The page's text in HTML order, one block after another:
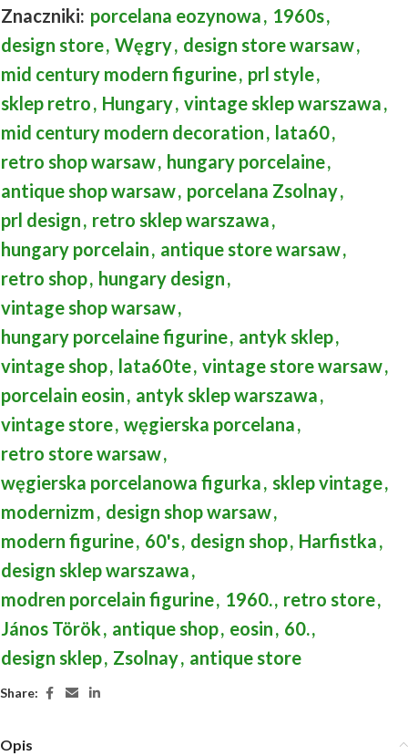
Znaczniki: porcelana eozynowa, 1960s,
design store, Węgry, design store warsaw,
mid century modern figurine, prl style,
sklep retro, Hungary, vintage sklep warszawa,
mid century modern decoration, lata60,
retro shop warsaw, hungary porcelaine,
antique shop warsaw, porcelana Zsolnay,
prl design, retro sklep warszawa,
hungary porcelain, antique store warsaw,
retro shop, hungary design,
vintage shop warsaw,
hungary porcelaine figurine, antyk sklep,
vintage shop, lata60te, vintage store warsaw,
porcelain eosin, antyk sklep warszawa,
vintage store, węgierska porcelana,
retro store warsaw,
węgierska porcelanowa figurka, sklep vintage,
modernizm, design shop warsaw,
modern figurine, 60's, design shop, Harfistka,
design sklep warszawa,
modren porcelain figurine, 1960., retro store,
János Török, antique shop, eosin, 60.,
design sklep, Zsolnay, antique store
Share:
Opis